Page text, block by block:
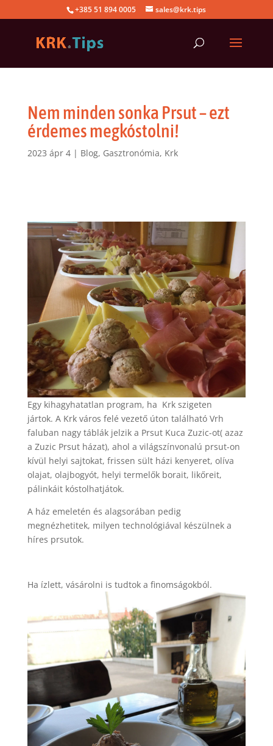
+385 51 894 0005 sales@krk.tips
Nem minden sonka Prsut – ezt
érdemes megkóstolni!
2023 ápr 4| Blog, Gasztronómia, Krk
Egy kihagyhatatlan program, ha Krk szigeten
jártok. A Krk város felé vezető úton található Vrh
faluban nagy táblák jelzik a Prsut Kuca Zuzic-ot( azaz
a Zuzic Prsut házat), ahol a világszínvonalú prsut-on
kívül helyi sajtokat, frissen sült házi kenyeret, olíva
olajat, olajbogyót, helyi termelők borait, likőreit,
pálinkáit kóstolhatjátok.
A ház emeletén és alagsorában pedig
megnézhetitek, milyen technológiával készülnek a
híres prsutok.
Ha ízlett, vásárolni is tudtok a finomságokból.